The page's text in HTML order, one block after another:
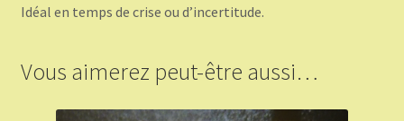
Idéal en temps de crise ou d’incertitude.
Vous aimerez peut-être aussi…